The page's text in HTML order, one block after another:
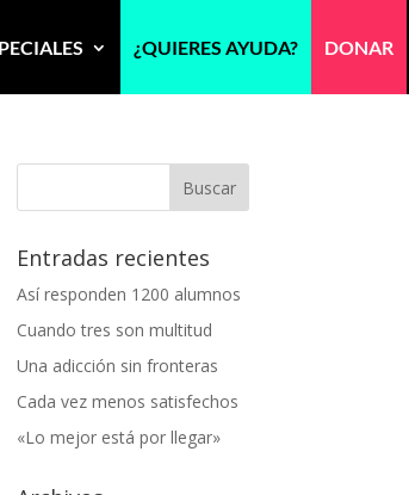
¿QUIERES AYUDA? DONAR
Entradas recientes
Así responden 1200 alumnos
Cuando tres son multitud
Una adicción sin fronteras
Cada vez menos satisfechos
«Lo mejor está por llegar»